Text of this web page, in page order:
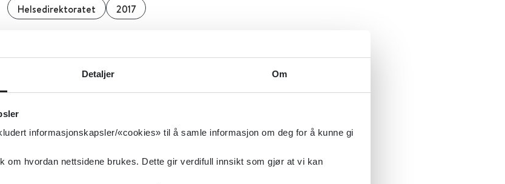
Detaljer Om
informasjonskapsler/«cookies» til å samle informasjon om deg for å kunne gi
om hvordan nettsidene brukes. Dette gir verdifull innsikt som gjør at vi kan
Helsedirektoratet 2017
Helsedirektoratet